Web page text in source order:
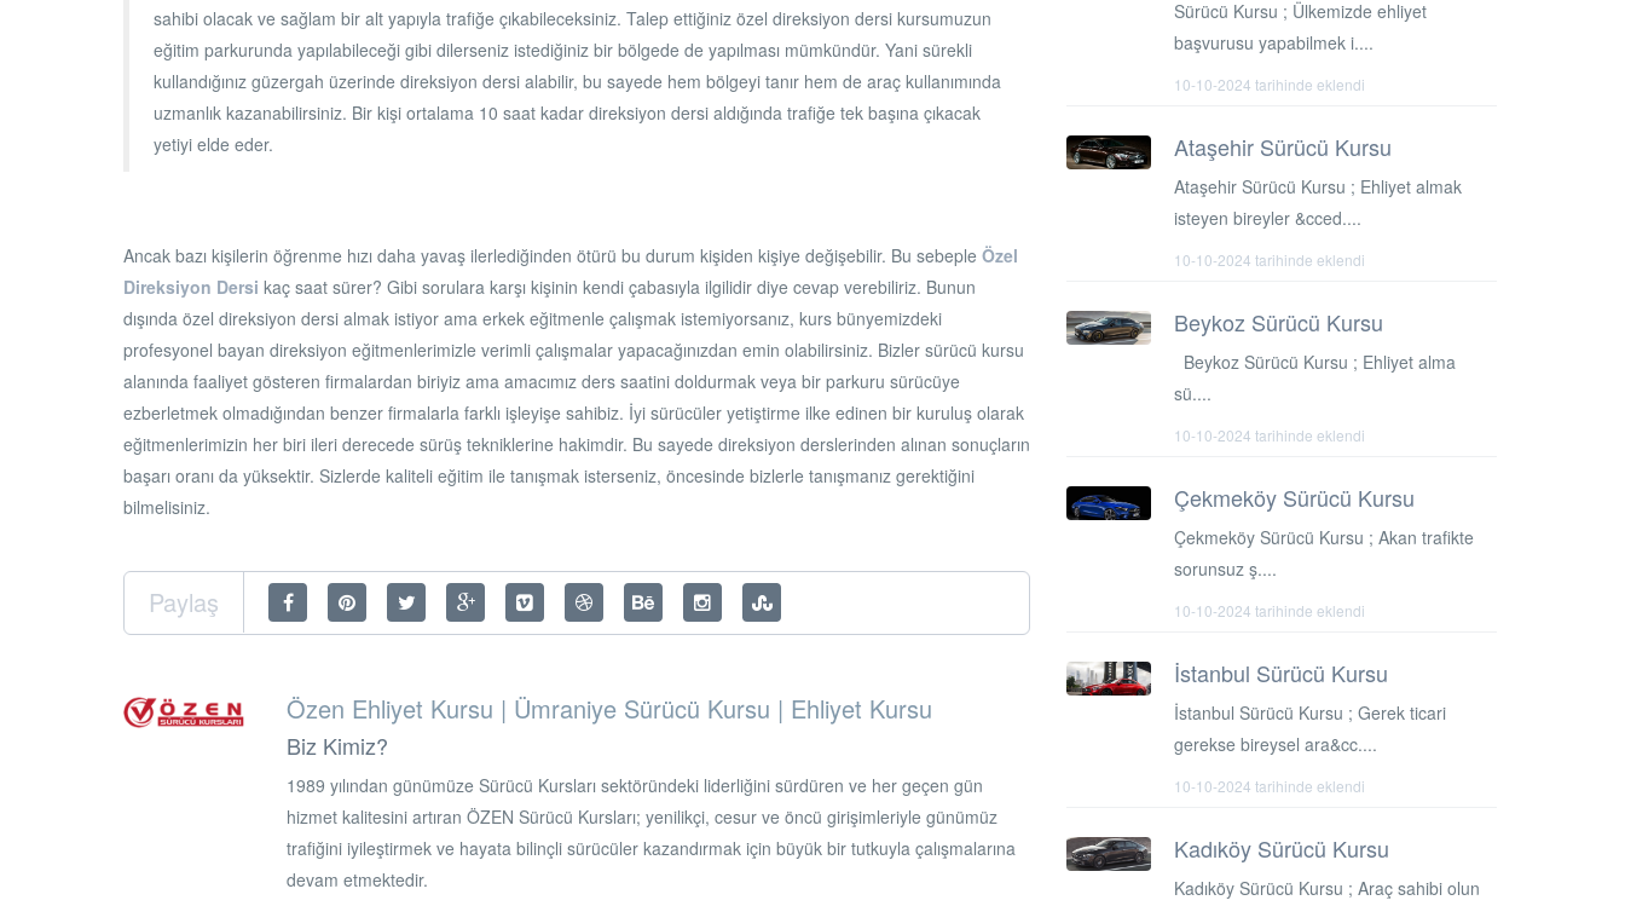
sahibi olacak ve sağlam bir alt yapıyla trafiğe çıkabileceksiniz. Talep ettiğiniz özel direksiyon dersi kursumuzun
eğitim parkurunda yapılabileceği gibi dilerseniz istediğiniz bir bölgede de yapılması mümkündür. Yani sürekli
kullandığınız güzergah üzerinde direksiyon dersi alabilir, bu sayede hem bölgeyi tanır hem de araç kullanımında
uzmanlık kazanabilirsiniz. Bir kişi ortalama 10 saat kadar direksiyon dersi aldığında trafiğe tek başına çıkacak
yetiyi elde eder.
Ancak bazı kişilerin öğrenme hızı daha yavaş ilerlediğinden ötürü bu durum kişiden kişiye değişebilir. Bu sebeple Özel
Direksiyon Dersi kaç saat sürer? Gibi sorulara karşı kişinin kendi çabasıyla ilgilidir diye cevap verebiliriz. Bunun
dışında özel direksiyon dersi almak istiyor ama erkek eğitmenle çalışmak istemiyorsanız, kurs bünyemizdeki
profesyonel bayan direksiyon eğitmenlerimizle verimli çalışmalar yapacağınızdan emin olabilirsiniz. Bizler sürücü kursu
alanında faaliyet gösteren firmalardan biriyiz ama amacımız ders saatini doldurmak veya bir parkuru sürücüye
ezberletmek olmadığından benzer firmalarla farklı işleyişe sahibiz. İyi sürücüler yetiştirme ilke edinen bir kuruluş olarak
eğitmenlerimizin her biri ileri derecede sürüş tekniklerine hakimdir. Bu sayede direksiyon derslerinden alınan sonuçların
başarı oranı da yüksektir. Sizlerde kaliteli eğitim ile tanışmak isterseniz, öncesinde bizlerle tanışmanız gerektiğini
bilmelisiniz.
Paylaş
Özen Ehliyet Kursu | Ümraniye Sürücü Kursu | Ehliyet Kursu
Biz Kimiz?
1989 yılından günümüze Sürücü Kursları sektöründeki liderliğini sürdüren ve her geçen gün
hizmet kalitesini artıran ÖZEN Sürücü Kursları; yenilikçi, cesur ve öncü girişimleriyle günümüz
trafiğini iyileştirmek ve hayata bilinçli sürücüler kazandırmak için büyük bir tutkuyla çalışmalarına
devam etmektedir.
Sürücü Kursu ; Ülkemizde ehliyet
başvurusu yapabilmek i....
10-10-2024 tarihinde eklendi
Ataşehir Sürücü Kursu
Ataşehir Sürücü Kursu ; Ehliyet almak
isteyen bireyler &cced....
10-10-2024 tarihinde eklendi
Beykoz Sürücü Kursu
Beykoz Sürücü Kursu ; Ehliyet alma
sü....
10-10-2024 tarihinde eklendi
Çekmeköy Sürücü Kursu
Çekmeköy Sürücü Kursu ; Akan trafikte
sorunsuz ş....
10-10-2024 tarihinde eklendi
İstanbul Sürücü Kursu
İstanbul Sürücü Kursu ; Gerek ticari
gerekse bireysel ara&cc....
10-10-2024 tarihinde eklendi
Kadıköy Sürücü Kursu
Kadıköy Sürücü Kursu ; Araç sahibi olun